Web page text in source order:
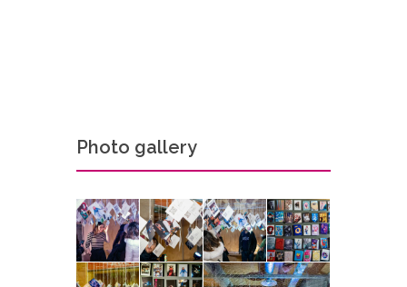
Photo gallery